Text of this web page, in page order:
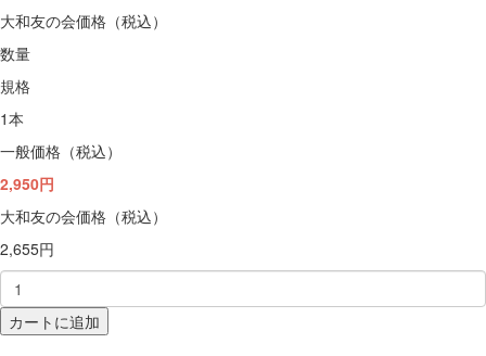
大和友の会価格（税込）
数量
規格
1本
一般価格（税込）
2,950円
大和友の会価格（税込）
2,655円
カートに追加